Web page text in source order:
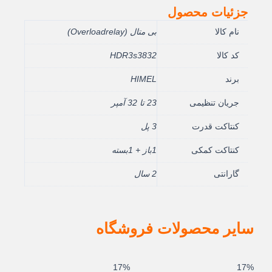
جزئیات محصول
نام کالا بی متال (Overloadrelay)
کد کالا HDR3s3832
برند HIMEL
جریان تنظیمی 23 تا 32 آمپر
کنتاکت قدرت 3 پل
کنتاکت کمکی 1باز + 1بسته
گارانتی 2 سال
سایر محصولات فروشگاه
17%
قیمت17%